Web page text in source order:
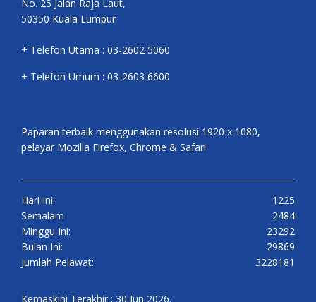
No. 25 Jalan Raja Laut,
50350 Kuala Lumpur
+ Telefon Utama : 03-2602 5060
+ Telefon Umum : 03-2603 6600
Paparan terbaik menggunakan resolusi 1920 x 1080,
pelayar Mozilla Firefox, Chrome & Safari
Hari Ini:
1225
Semalam
2484
Minggu Ini:
23292
Bulan Ini:
29869
Jumlah Pelawat:
3228181
Kemaskini Terakhir : 30 Jun 2026.